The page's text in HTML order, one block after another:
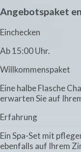
Angebotspaket
Einchecken
Ab 15:00 Uhr.
Willkommenspaket
Eine halbe Flasche
erwarten Sie auf
Erfahrung
Ein Spa-Set mit
ebenfalls auf Ihrem